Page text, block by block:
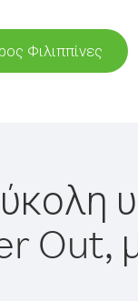
Φιλιππίνες
Out,